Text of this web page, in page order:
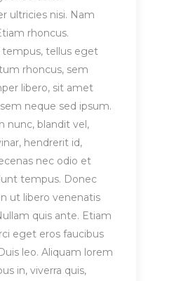
ultricies nisi. Nam
rhoncus.
tempus, tellus eget
rhoncus, sem
libero, sit amet
neque sed ipsum.
nunc, blandit vel,
hendrerit id,
nec odio et
tempus. Donec
ut libero venenatis
quis ante. Etiam
eget eros faucibus
leo. Aliquam lorem
in, viverra quis,